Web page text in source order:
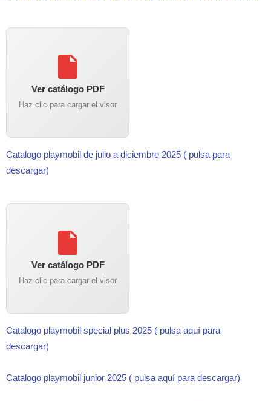
Ver catálogo PDF
Haz clic para cargar el visor
Catalogo playmobil de julio a diciembre 2025 ( pulsa para
descargar)
Ver catálogo PDF
Haz clic para cargar el visor
Catalogo playmobil special plus 2025 ( pulsa aquí para
descargar)
Catalogo playmobil junior 2025 ( pulsa aquí para descargar)